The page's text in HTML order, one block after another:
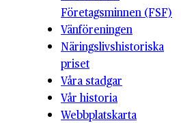
Företagsminnen (FSF)
Vänföreningen
Näringslivshistoriska
priset
Våra stadgar
Vår historia
Webbplatskarta